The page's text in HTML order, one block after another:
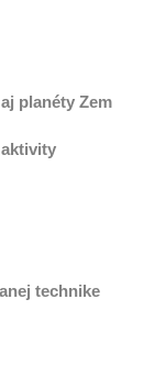
planéty Zem
technike